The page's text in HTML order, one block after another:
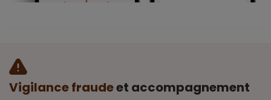
Vigilance fraudeet accompagnement